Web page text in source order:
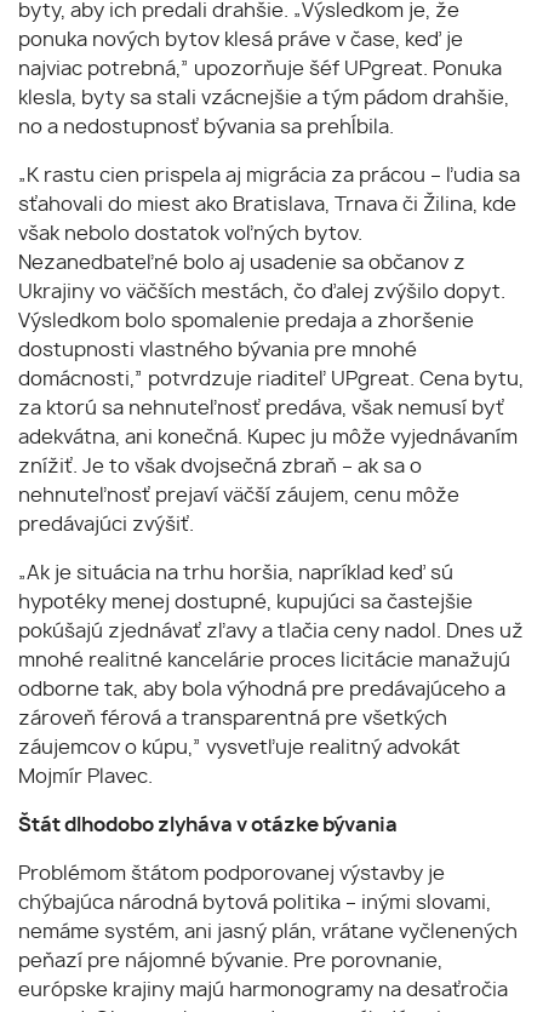
byty, aby ich predali drahšie. „Výsledkom je, že
ponuka nových bytov klesá práve v čase, keď je
najviac potrebná,” upozorňuje šéf UPgreat. Ponuka
klesla, byty sa stali vzácnejšie a tým pádom drahšie,
no a nedostupnosť bývania sa prehĺbila.
„K rastu cien prispela aj migrácia za prácou – ľudia sa
sťahovali do miest ako Bratislava, Trnava či Žilina, kde
však nebolo dostatok voľných bytov.
Nezanedbateľné bolo aj usadenie sa občanov z
Ukrajiny vo väčších mestách, čo ďalej zvýšilo dopyt.
Výsledkom bolo spomalenie predaja a zhoršenie
dostupnosti vlastného bývania pre mnohé
domácnosti,” potvrdzuje riaditeľ UPgreat. Cena bytu,
za ktorú sa nehnuteľnosť predáva, však nemusí byť
adekvátna, ani konečná. Kupec ju môže vyjednávaním
znížiť. Je to však dvojsečná zbraň – ak sa o
nehnuteľnosť prejaví väčší záujem, cenu môže
predávajúci zvýšiť.
„Ak je situácia na trhu horšia, napríklad keď sú
hypotéky menej dostupné, kupujúci sa častejšie
pokúšajú zjednávať zľavy a tlačia ceny nadol. Dnes už
mnohé realitné kancelárie proces licitácie manažujú
odborne tak, aby bola výhodná pre predávajúceho a
zároveň férová a transparentná pre všetkých
záujemcov o kúpu,” vysvetľuje realitný advokát
Mojmír Plavec.
Štát dlhodobo zlyháva v otázke bývania
Problémom štátom podporovanej výstavby je
chýbajúca národná bytová politika – inými slovami,
nemáme systém, ani jasný plán, vrátane vyčlenených
peňazí pre nájomné bývanie. Pre porovnanie,
európske krajiny majú harmonogramy na desaťročia